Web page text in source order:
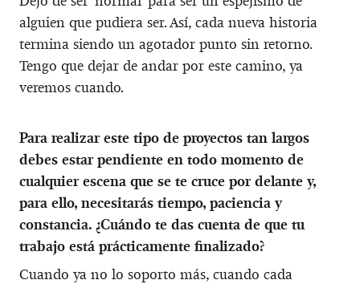
alguien que pudiera ser. Así, cada nueva historia
termina siendo un agotador punto sin retorno.
Tengo que dejar de andar por este camino, ya
veremos cuando.
Para realizar este tipo de proyectos tan largos
debes estar pendiente en todo momento de
cualquier escena que se te cruce por delante y,
para ello, necesitarás tiempo, paciencia y
constancia. ¿Cuándo te das cuenta de que tu
trabajo está prácticamente finalizado?
Cuando ya no lo soporto más, cuando cada